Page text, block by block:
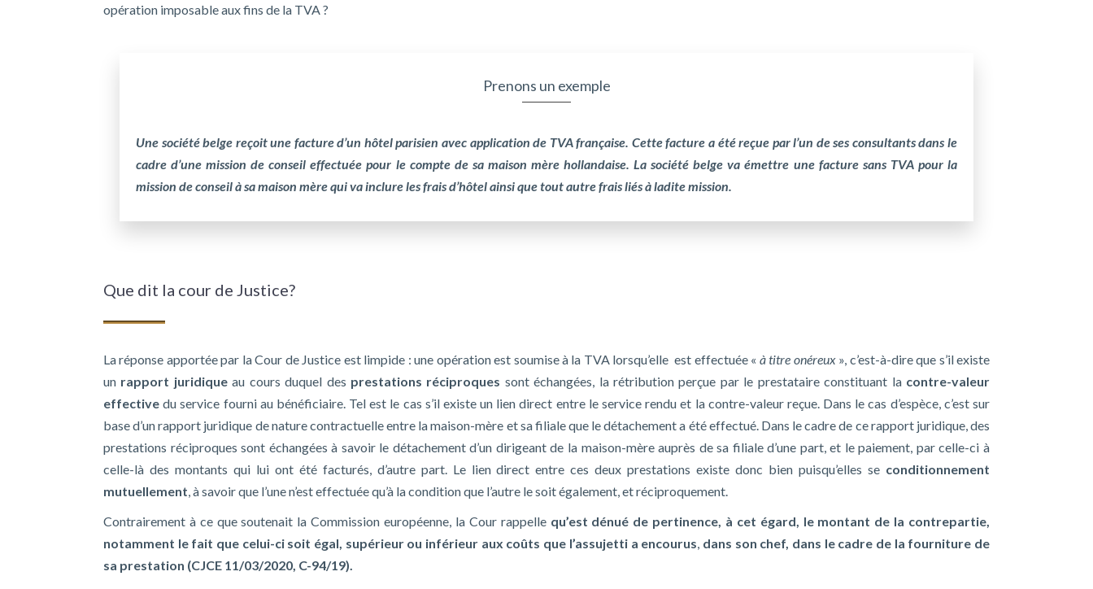
opération imposable aux fins de la TVA ?
Prenons un exemple
Une société belge reçoit une facture d’un hôtel parisien avec application de TVA française. Cette facture a été reçue par l’un de ses consultants dans le
cadre d’une mission de conseil effectuée pour le compte de sa maison mère hollandaise. La société belge va émettre une facture sans TVA pour la
mission de conseil à sa maison mère qui va inclure les frais d’hôtel ainsi que tout autre frais liés à ladite mission.
Que dit la cour de Justice?
La réponse apportée par la Cour de Justice est limpide : une opération est soumise à la TVA lorsqu’elle est effectuée « à titre onéreux», c’est-à-dire que s’il existe
un rapport juridiqueau cours duquel des prestations réciproques sont échangées, la rétribution perçue par le prestataire constituant la contre-valeur
effective du service fourni au bénéficiaire. Tel est le cas s’il existe un lien direct entre le service rendu et la contre-valeur reçue. Dans le cas d’espèce, c’est sur
base d’un rapport juridique de nature contractuelle entre la maison-mère et sa filiale que le détachement a été effectué. Dans le cadre de ce rapport juridique, des
prestations réciproques sont échangées à savoir le détachement d’un dirigeant de la maison-mère auprès de sa filiale d’une part, et le paiement, par celle-ci à
celle-là des montants qui lui ont été facturés, d’autre part. Le lien direct entre ces deux prestations existe donc bien puisqu’elles se conditionnement
mutuellement, à savoir que l’une n’est effectuée qu’à la condition que l’autre le soit également, et réciproquement.
Contrairement à ce que soutenait la Commission européenne, la Cour rappelle qu’est dénué de pertinence, à cet égard, le montant de la contrepartie,
notamment le fait que celui-ci soit égal, supérieur ou inférieur aux coûts que l’assujetti a encourus, dans son chef, dans le cadre de la fourniture de
sa prestation (CJCE 11/03/2020, C-94/19).